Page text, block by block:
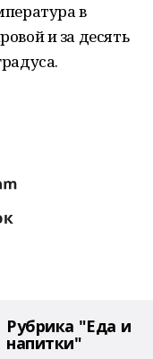
в
и за десять
Рубрика "Еда и
напитки"